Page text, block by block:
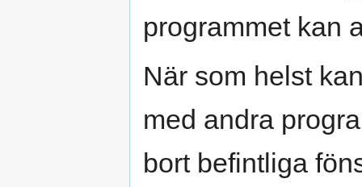
programmet kan
När som helst
med andra
bort befintliga